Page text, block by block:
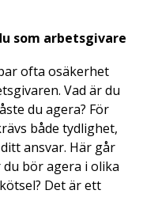
som arbetsgivare
ofta osäkerhet
Vad är du
du agera? För
både tydlighet,
ansvar. Här går
bör agera i olika
Det är ett